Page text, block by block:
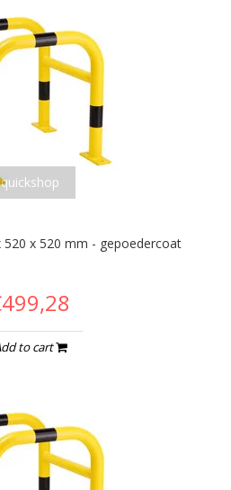
quickshop
520 x 520 mm - gepoedercoat
to cart